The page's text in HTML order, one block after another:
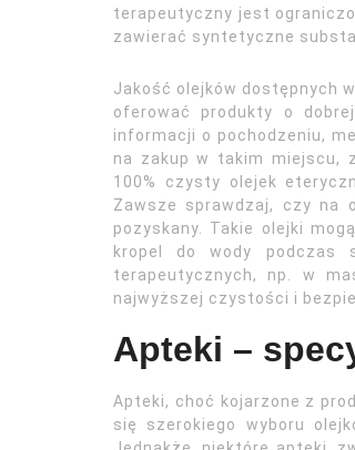
terapeutyczny jest
zawierać syntetyczne
Jakość olejków dostępnych
oferować produkty o
informacji o pochodzeniu,
na zakup w takim miejscu,
100% czysty olejek
Zawsze sprawdzaj, czy na
pozyskany. Takie olejki
kropel do wody podczas
terapeutycznych, np. w
najwyższej czystości i
Apteki –
Apteki, choć kojarzone z
się szerokiego wyboru